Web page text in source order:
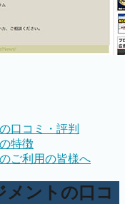
口コミ・評判
特徴
ご利用の皆様へ
メントの口コ